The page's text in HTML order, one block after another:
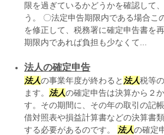
限を過ぎているかどうかを確認して
う。 〇法定申告期限内である場合こ
を修正して、税務署に確定申告書を
期限内であれば負担も少なくて...
法人の確定申告
法人の事業年度が終わると 法人税等
ます。
法人の確定申告は決算から２
す。その期間に、その年の取引の記
借対照表や損益計算書などの決算書類
する必要があるのです。
法人の確定